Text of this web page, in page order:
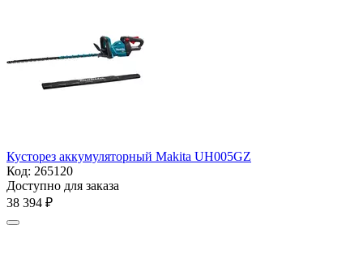
Кусторез аккумуляторный Makita UH005GZ
Код: 265120
Доступно для заказа
38 394 ₽